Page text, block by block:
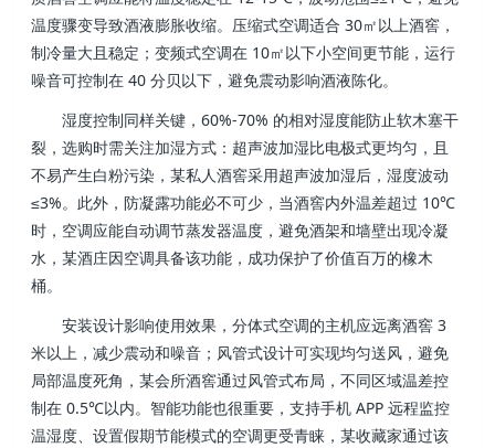
温度骤变导致酒液膨胀收缩。压缩式空调适合 30㎡以上酒窖，
制冷量大且稳定；变频式空调在 10㎡以下小空间更节能，运行
噪音可控制在 40 分贝以下，避免震动影响酒液陈化。
湿度控制同样关键，60%-70% 的相对湿度能防止软木塞干
裂，选购时需关注加湿方式：超声波加湿比电极式更均匀，且
不易产生白粉污染，某私人酒窖采用超声波加湿后，湿度波动
≤3%。此外，防凝露功能必不可少，当酒窖内外温差超过 10℃
时，空调应能自动调节蒸发器温度，避免酒架和墙壁出现冷凝
水，某酒庄因空调具备该功能，成功保护了价值百万的橡木
桶。
安装设计影响使用效果，分体式空调的主机应远离酒窖 3
米以上，减少震动和噪音；风管式设计可实现均匀送风，避免
局部温度死角，某会所酒窖通过风管式布局，不同区域温差控
制在 0.5℃以内。智能功能也很重要，支持手机 APP 远程监控
温湿度、设置假期节能模式的空调更受青睐，某收藏家通过该